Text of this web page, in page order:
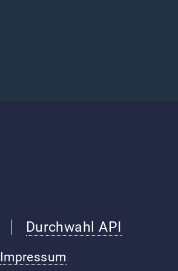
Durchwahl API
Impressum